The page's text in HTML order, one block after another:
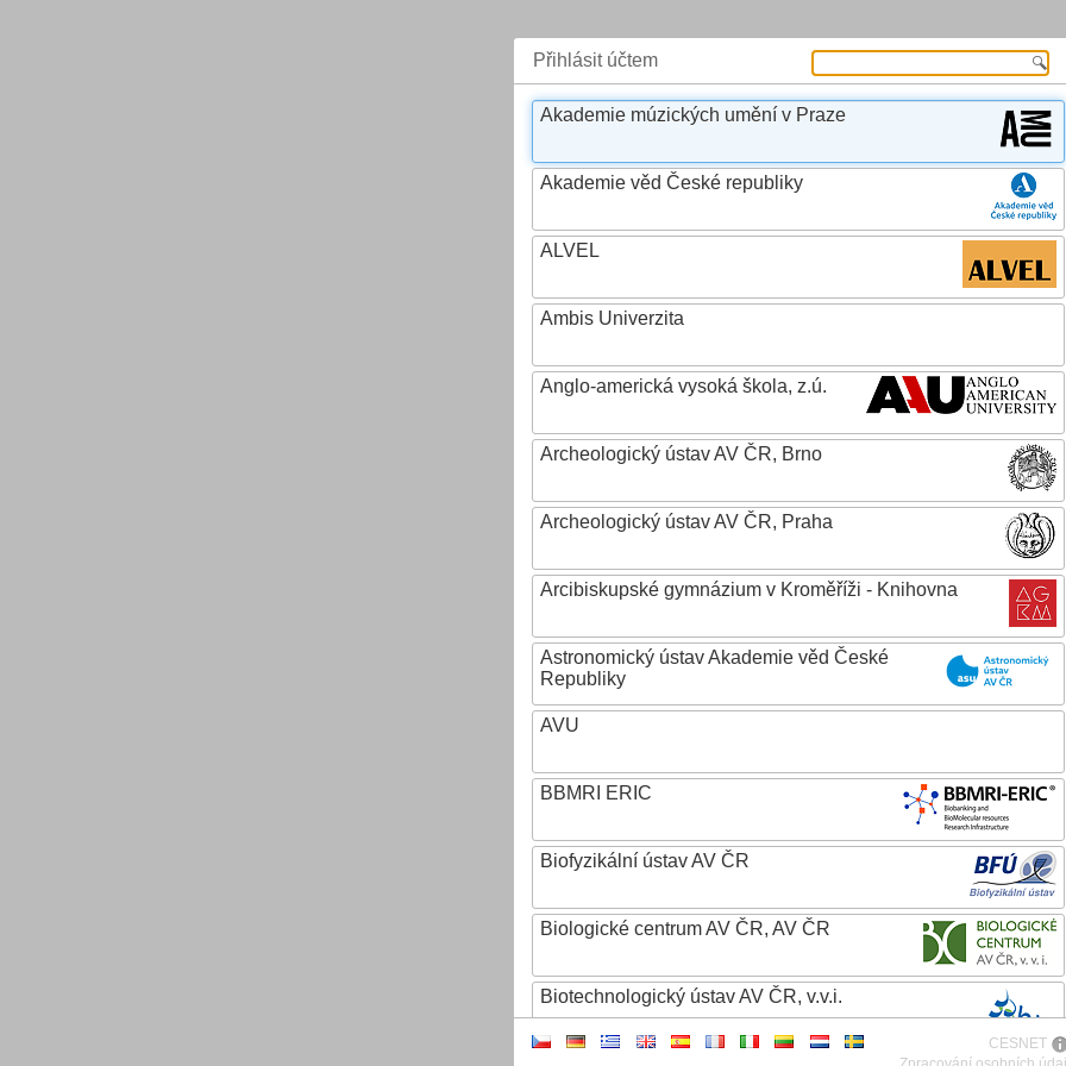
Přihlásit účtem
Akademie múzických umění v Praze
Akademie věd České republiky
ALVEL
Ambis Univerzita
Anglo-americká vysoká škola, z.ú.
Archeologický ústav AV ČR, Brno
Archeologický ústav AV ČR, Praha
Arcibiskupské gymnázium v Kroměříži - Knihovna
Astronomický ústav Akademie věd České
Republiky
AVU
BBMRI ERIC
Biofyzikální ústav AV ČR
Biologické centrum AV ČR, AV ČR
Biotechnologický ústav AV ČR, v.v.i.
CESNET